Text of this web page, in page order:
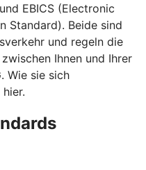
EBICS (Electronic
Standard). Beide sind
und regeln die
Ihnen und Ihrer
Wie sie sich